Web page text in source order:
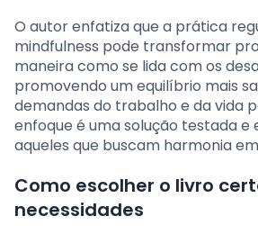
O autor enfatiza que a prática
mindfulness pode transformar
maneira como se lida com os
promovendo um equilíbrio mais
demandas do trabalho e da vida
enfoque é uma solução testada e
aqueles que buscam harmonia
Como escolher o livro
necessidades